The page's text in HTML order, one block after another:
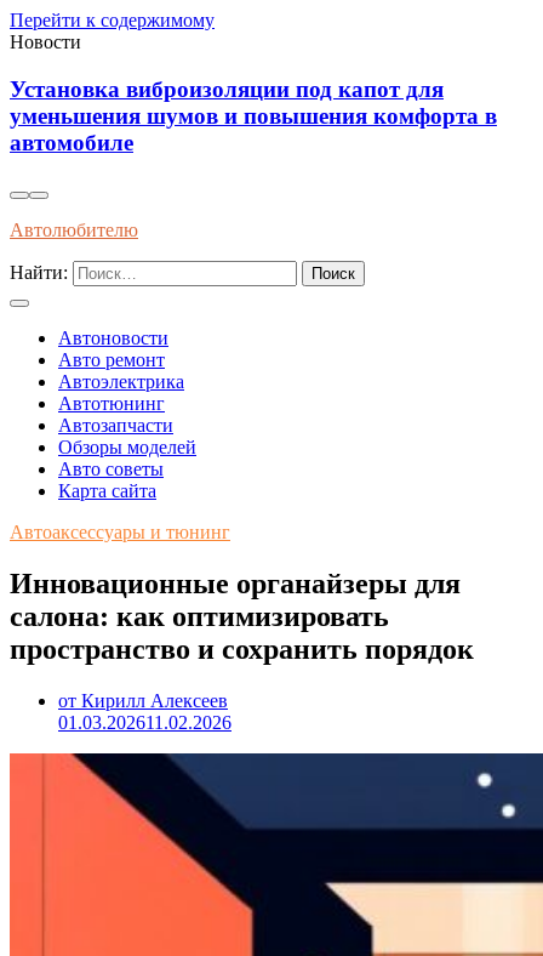
Перейти к содержимому
Новости
в
Влияние современного топлива на
долговечность двигателей внутреннего
Автолюбителю
Найти:
Автоновости
Авто ремонт
Автоэлектрика
Автотюнинг
Автозапчасти
Обзоры моделей
Авто советы
Карта сайта
Автоаксессуары и тюнинг
Инновационные органайзеры для
салона: как оптимизировать
пространство и сохранить порядок
от Кирилл Алексеев
01.03.202611.02.2026